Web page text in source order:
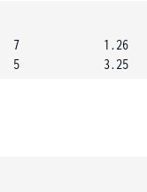
7
5
1.26
3.25